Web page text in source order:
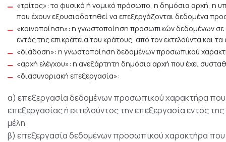
«τρίτος»: το φυσικό ή νομικό πρόσωπο, η δημόσια αρχή, η
που έχουν εξουσιοδοτηθεί να επεξεργάζονται δεδομένα
«κοινοποίηση»: η γνωστοποίηση προσωπικών δεδομένων σε
εντός της επικράτεια του κράτους, από τον εκτελούντα
«διάδοση»: η γνωστοποίηση δεδομένων προσωπικού
«αρχή ελέγχου»: η ανεξάρτητη δημόσια αρχή που έχει
«διασυνοριακή επεξεργασία»:
α) επεξεργασία δεδομένων προσωπικού χαρακτήρα
επεξεργασίας ή εκτελούντος την επεξεργασία εντός
μέλη
β) επεξεργασία δεδομένων προσωπικού χαρακτήρα που